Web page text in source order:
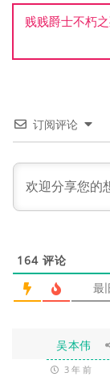
贱贱爵士不朽
订阅评论
164 评论
最
吴本伟
3 年 前